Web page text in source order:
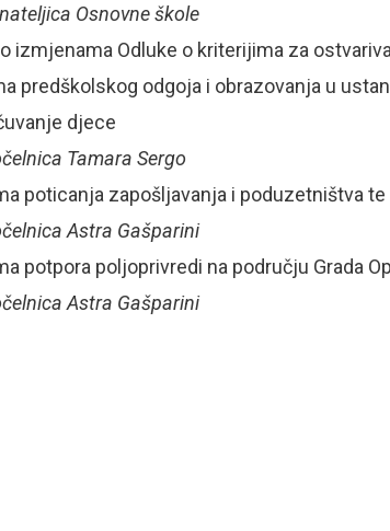
Osnovne škole
izmjenama Odluke o kriterijima za
predškolskog odgoja i obrazovanja u
djece
Tamara Sergo
poticanja zapošljavanja i poduzetništva
Astra Gašparini
potpora poljoprivredi na području Grada
Astra Gašparini